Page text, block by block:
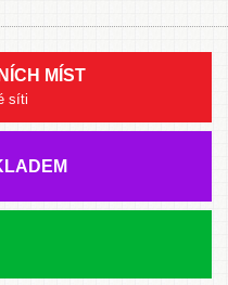
MÍST
síti